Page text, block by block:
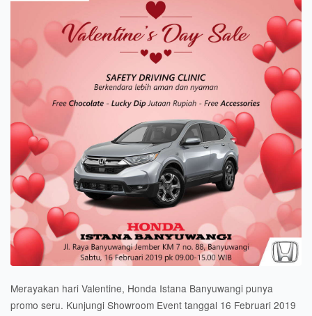
Merayakan hari Valentine, Honda Istana Banyuwangi punya
promo seru. Kunjungi Showroom Event tanggal 16 Februari 2019